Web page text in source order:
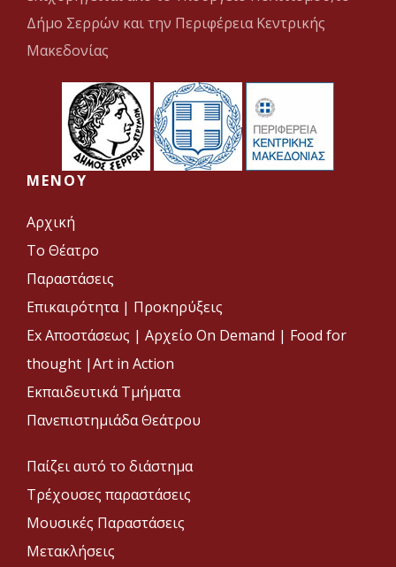
Δήμο Σερρών και την Περιφέρεια Κεντρικής
Μακεδονίας
MENOY
Αρχική
Το Θέατρο
Παραστάσεις
Επικαιρότητα | Προκηρύξεις
Ex Αποστάσεως | Αρχείο On Demand | Food for
thought |Art in Action
Εκπαιδευτικά Τμήματα
Πανεπιστημιάδα Θεάτρου
Παίζει αυτό το διάστημα
Τρέχουσες παραστάσεις
Μουσικές Παραστάσεις
Μετακλήσεις